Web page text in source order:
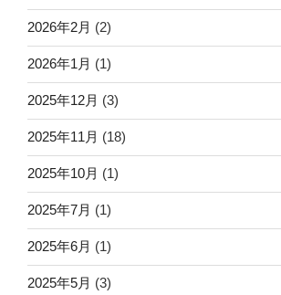
2026年2月 (2)
2026年1月 (1)
2025年12月 (3)
2025年11月 (18)
2025年10月 (1)
2025年7月 (1)
2025年6月 (1)
2025年5月 (3)